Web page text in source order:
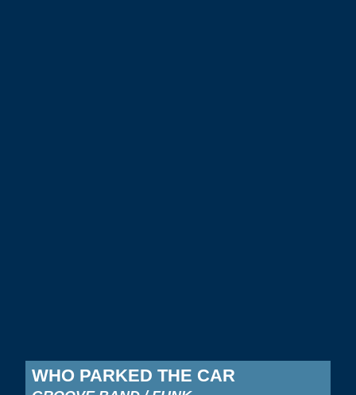
WHO PARKED THE CAR